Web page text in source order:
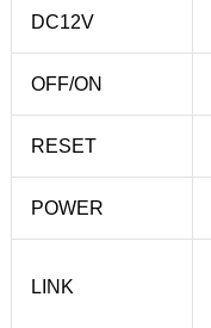
DC12V
OFF/ON
RESET
POWER
LINK